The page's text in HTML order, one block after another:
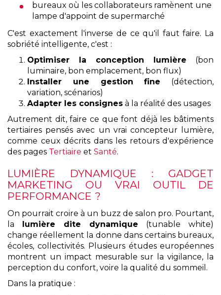
bureaux où les collaborateurs ramènent une
lampe d'appoint de supermarché
C'est exactement l'inverse de ce qu'il faut faire. La
sobriété intelligente, c'est :
Optimiser la conception lumière (bon
luminaire, bon emplacement, bon flux)
Installer une gestion fine (détection,
variation, scénarios)
Adapter les consignes à la réalité des usages
Autrement dit, faire ce que font déjà les bâtiments
tertiaires pensés avec un vrai concepteur lumière,
comme ceux décrits dans les retours d'expérience
des pages Tertiaire et Santé.
LUMIÈRE DYNAMIQUE : GADGET
MARKETING OU VRAI OUTIL DE
PERFORMANCE ?
On pourrait croire à un buzz de salon pro. Pourtant,
la lumière dite dynamique (tunable white)
change réellement la donne dans certains bureaux,
écoles, collectivités. Plusieurs études européennes
montrent un impact mesurable sur la vigilance, la
perception du confort, voire la qualité du sommeil.
Dans la pratique :